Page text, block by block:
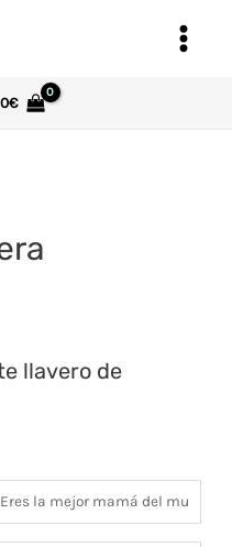
Main
€
llavero de